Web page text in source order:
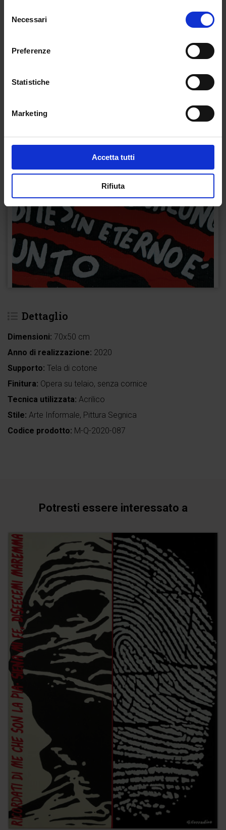
delNecessari
Preferenze
Statistiche
Marketing
Accetta tutti
Rifiuta
Dettaglio
Dimensioni: 70x50 cm
Anno di realizzazione: 2020
Supporto: Tela di cotone
Finitura: Opera su telaio, senza cornice
Tecnica utilizzata: Acrilico
Stile: Arte Informale, Pittura Segnica
Codice prodotto: M-Q-2020-087
Potresti essere interessato a